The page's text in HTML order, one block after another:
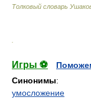
Толковый словарь
Игры ⚽
Синонимы:
умосложение